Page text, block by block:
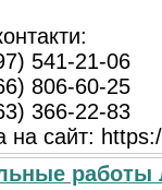
541-21-06
806-60-25
366-22-83
на сайт: